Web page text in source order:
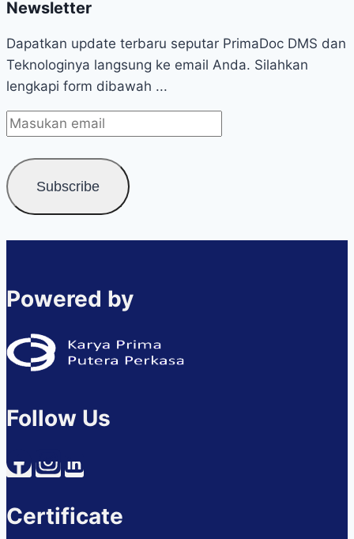
Newsletter
Dapatkan update terbaru seputar PrimaDoc DMS dan
Teknologinya langsung ke email Anda. Silahkan
lengkapi form dibawah ...
Powered by
Follow Us
Certificate